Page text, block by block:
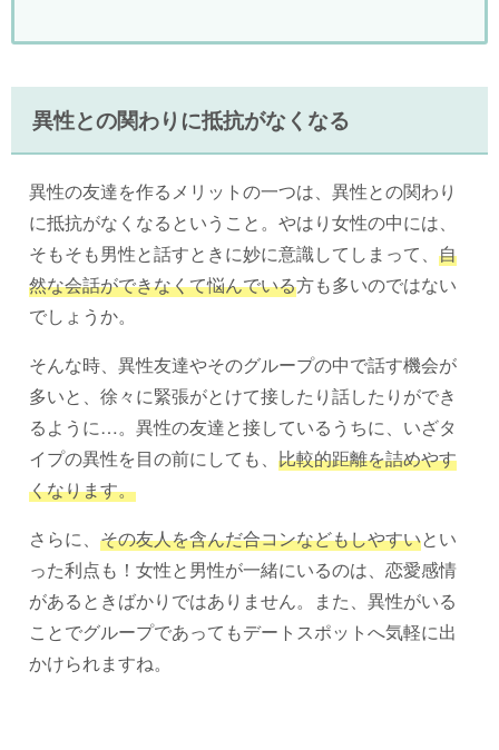
異性との関わりに抵抗がなくなる
異性の友達を作るメリットの一つは、異性との関わり
に抵抗がなくなるということ。やはり女性の中には、
そもそも男性と話すときに妙に意識してしまって、 自
然な会話ができなくて悩んでいる方も多いのではない
でしょうか。
そんな時、異性友達やそのグループの中で話す機会が
多いと、徐々に緊張がとけて接したり話したりができ
るように…。異性の友達と接しているうちに、いざタ
イプの異性を目の前にしても、 比較的距離を詰めやす
くなります。
さらに、 その友人を含んだ合コンなどもしやすいとい
った利点も！女性と男性が一緒にいるのは、恋愛感情
があるときばかりではありません。また、異性がいる
ことでグループであってもデートスポットへ気軽に出
かけられますね。